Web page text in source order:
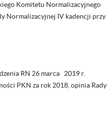
Komitetu Normalizacyjnego
Normalizacyjnej IV kadencji przy
RN 26 marca 2019 r.
PKN za rok 2018, opinia Rady